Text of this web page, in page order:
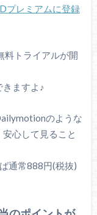
プレミアムに登録
料トライアルが開
ますよ♪
のような
心して見ること
通常888円(税抜)